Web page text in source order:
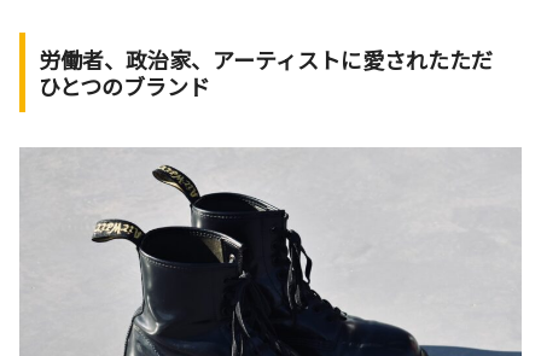
労働者、政治家、アーティストに愛されたただ
ひとつのブランド